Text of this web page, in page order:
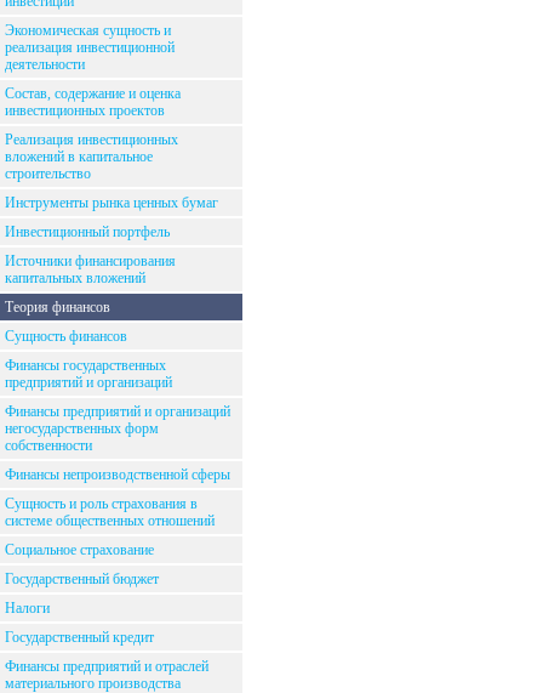
Экономическая сущность и
реализация инвестиционной
деятельности
Состав, содержание и оценка
инвестиционных проектов
Реализация инвестиционных
вложений в капитальное
строительство
Инструменты рынка ценных бумаг
Инвестиционный портфель
Источники финансирования
капитальных вложений
Теория финансов
Сущность финансов
Финансы государственных
предприятий и организаций
Финансы предприятий и организаций
негосударственных форм
собственности
Финансы непроизводственной сферы
Сущность и роль страхования в
системе общественных отношений
Социальное страхование
Государственный бюджет
Налоги
Государственный кредит
Финансы предприятий и отраслей
материального производства